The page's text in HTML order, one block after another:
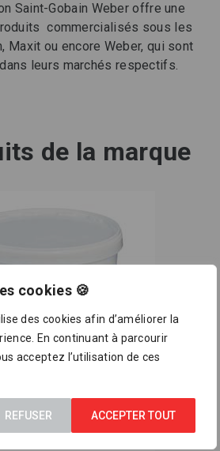
cookies 🍪
des cookies afin d’améliorer la
En continuant à parcourir
acceptez l’utilisation de ces
REFUSER ACCEPTER TOUT
Saint-Gobain Weber offre une
commercialisés sous les
Maxit ou encore Weber, qui sont
leurs marchés respectifs.
de la marque
G111